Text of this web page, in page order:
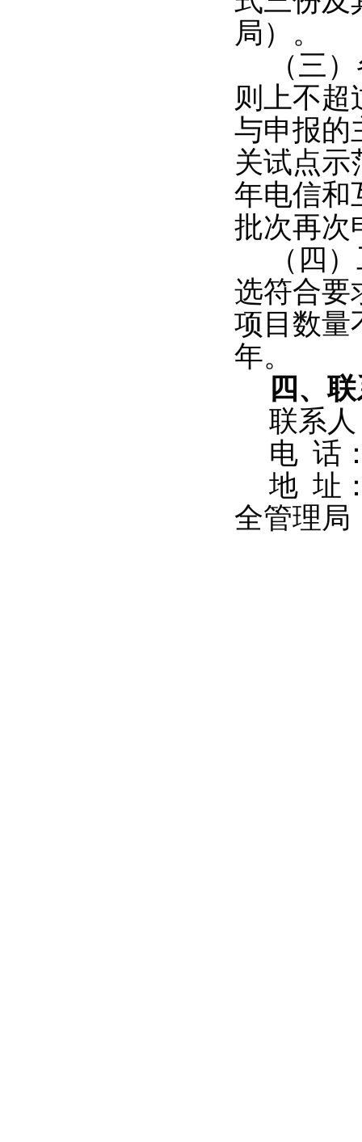
局）。
（三
则上不超
与申报的
关试点示
年电信和
批次再次
（四
选符合要
项目数量
年。
四、
联系
电 话
地 址
全管理局